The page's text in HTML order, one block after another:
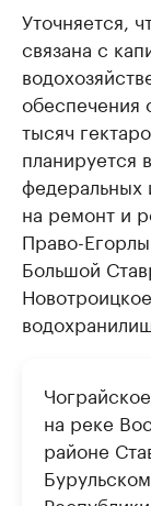
Уточняется,
связана с
обеспечения
тысяч
планируется
федеральных
на ремонт и
Право-
Большой
на реке
районе